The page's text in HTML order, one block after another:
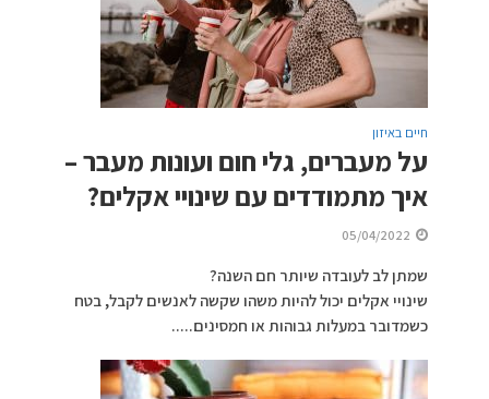
חיים באיזון
על מעברים, גלי חום ועונות מעבר –
איך מתמודדים עם שינויי אקלים?
05/04/2022
שמתן לב לעובדה שיותר חם השנה?
שינויי אקלים יכול להיות משהו שקשה לאנשים לקבל, בטח
כשמדובר במעלות גבוהות או חמסינים.....